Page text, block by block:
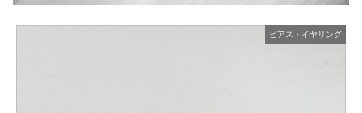
ピアス・イヤリング